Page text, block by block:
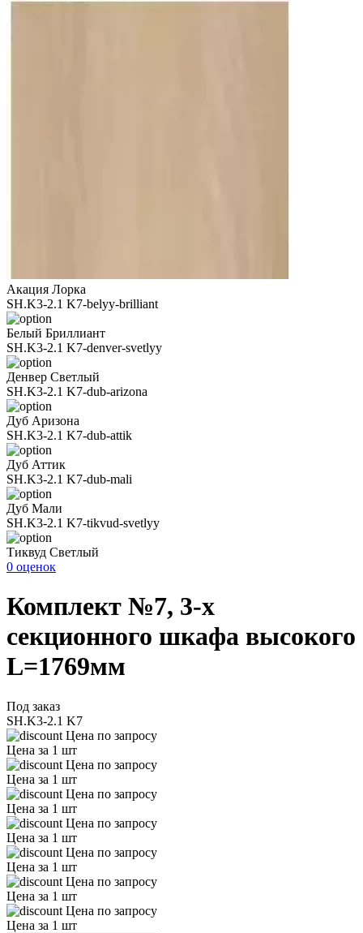
Акация Лорка
SH.K3-2.1 K7-belyy-brilliant
Белый Бриллиант
SH.K3-2.1 K7-denver-svetlyy
Денвер Светлый
SH.K3-2.1 K7-dub-arizona
Дуб Аризона
SH.K3-2.1 K7-dub-attik
Дуб Аттик
SH.K3-2.1 K7-dub-mali
Дуб Мали
SH.K3-2.1 K7-tikvud-svetlyy
Тиквуд Светлый
0 оценок
Комплект №7, 3-х
секционного шкафа высокого
L=1769мм
Под заказ
SH.K3-2.1 K7
Цена по запросу
Цена за 1 шт
Цена по запросу
Цена за 1 шт
Цена по запросу
Цена за 1 шт
Цена по запросу
Цена за 1 шт
Цена по запросу
Цена за 1 шт
Цена по запросу
Цена за 1 шт
Цена по запросу
Цена за 1 шт